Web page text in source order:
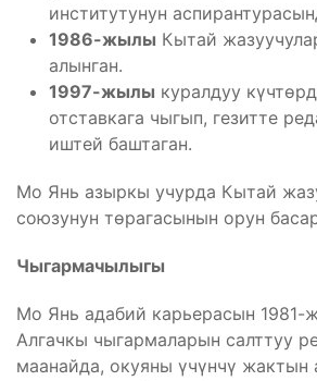
институтунун
1986-жылы Кытай
алынган.
1997-жылы куралдуу
отставкага чыгып, гезитте
иштей баштаган.
Мо Янь азыркы учурда Кытай
союзунун төрагасынын орун
Чыгармачылыгы
Мо Янь адабий карьерасын 1981-
Алгачкы чыгармаларын салттуу
маанайда, окуяны үчүнчү жактын